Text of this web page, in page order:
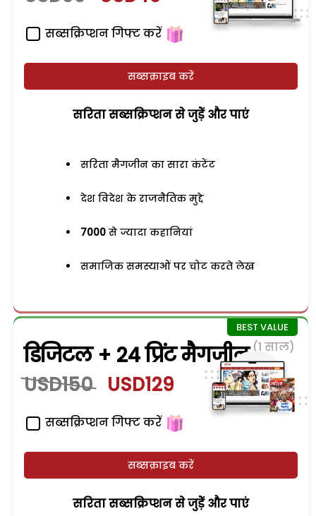
सब्सक्रिप्शन गिफ्ट करें
सब्सक्राइब करें
सरिता सब्सक्रिप्शन से जुड़ेें और पाएं
सरिता मैगजीन का सारा कंटेंट
देश विदेश के राजनैतिक मुद्दे
7000 से ज्यादा कहानियां
समाजिक समस्याओं पर चोट करते लेख
डिजिटल + 24 प्रिंट मैगजीन (1 साल)
USD150 USD129
सब्सक्रिप्शन गिफ्ट करें
सब्सक्राइब करें
सरिता सब्सक्रिप्शन से जुड़ेें और पाएं